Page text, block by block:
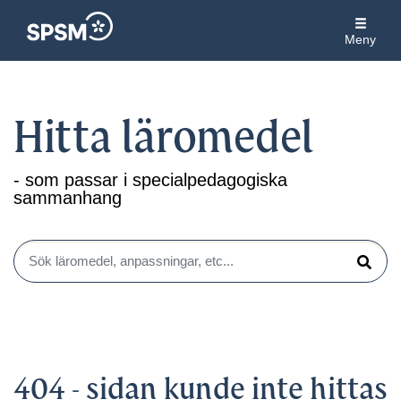
Meny
Hitta läromedel
- som passar i specialpedagogiska
sammanhang
Sök läromedel, anpassningar, etc...
Sök
404 - sidan kunde inte hittas